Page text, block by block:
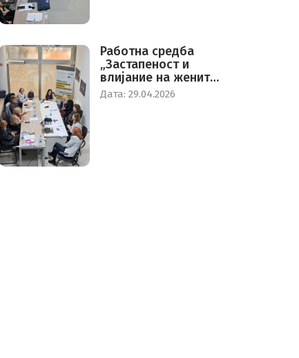
Работна средба
„Застапеност и
влијание на жените
во политиката и
постигнување на
Дата: 29.04.2026